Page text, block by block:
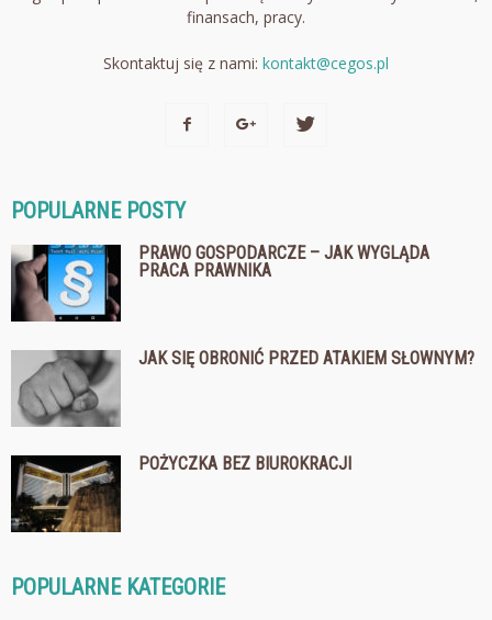
finansach, pracy.
Skontaktuj się z nami: kontakt@cegos.pl
POPULARNE POSTY
PRAWO GOSPODARCZE – JAK WYGLĄDA
PRACA PRAWNIKA
JAK SIĘ OBRONIĆ PRZED ATAKIEM SŁOWNYM?
POŻYCZKA BEZ BIUROKRACJI
POPULARNE KATEGORIE